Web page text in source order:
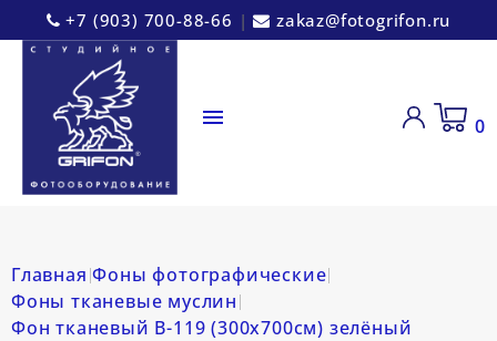
+7 (903) 700-88-66 | zakaz@fotogrifon.ru
 0
Главная Фоны фотографические
Фоны тканевые муслин
Фон тканевый B-119 (300х700см) зелёный